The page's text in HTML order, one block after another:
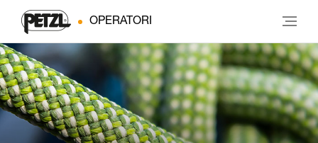
OPERATORI